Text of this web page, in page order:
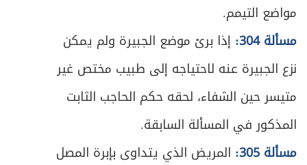
مواضع التيمم.
مسألة 304:
إذا برئ موضع الجبيرة ولم يمكن
نزع الجبيرة عنه لاحتياجه إلى طبيب مختص غير
متيسر حين الشفاء، لحقه حكم الحاجب الثابت
المذكور في المسألة السابقة.
مسألة 305:
المريض الذي يتداوى بإبرة المصل
ص
593 المبحث الأول ـ في من يجب عليه الأمر والنهي
596 المبحث الثاني ـ في من يجب أمره ونهيه
ص
598 المبحث الثالث ـ في مراتب الأمر والنهي
601 المبحث الرابع ـ في أحكام الأمر والنهي